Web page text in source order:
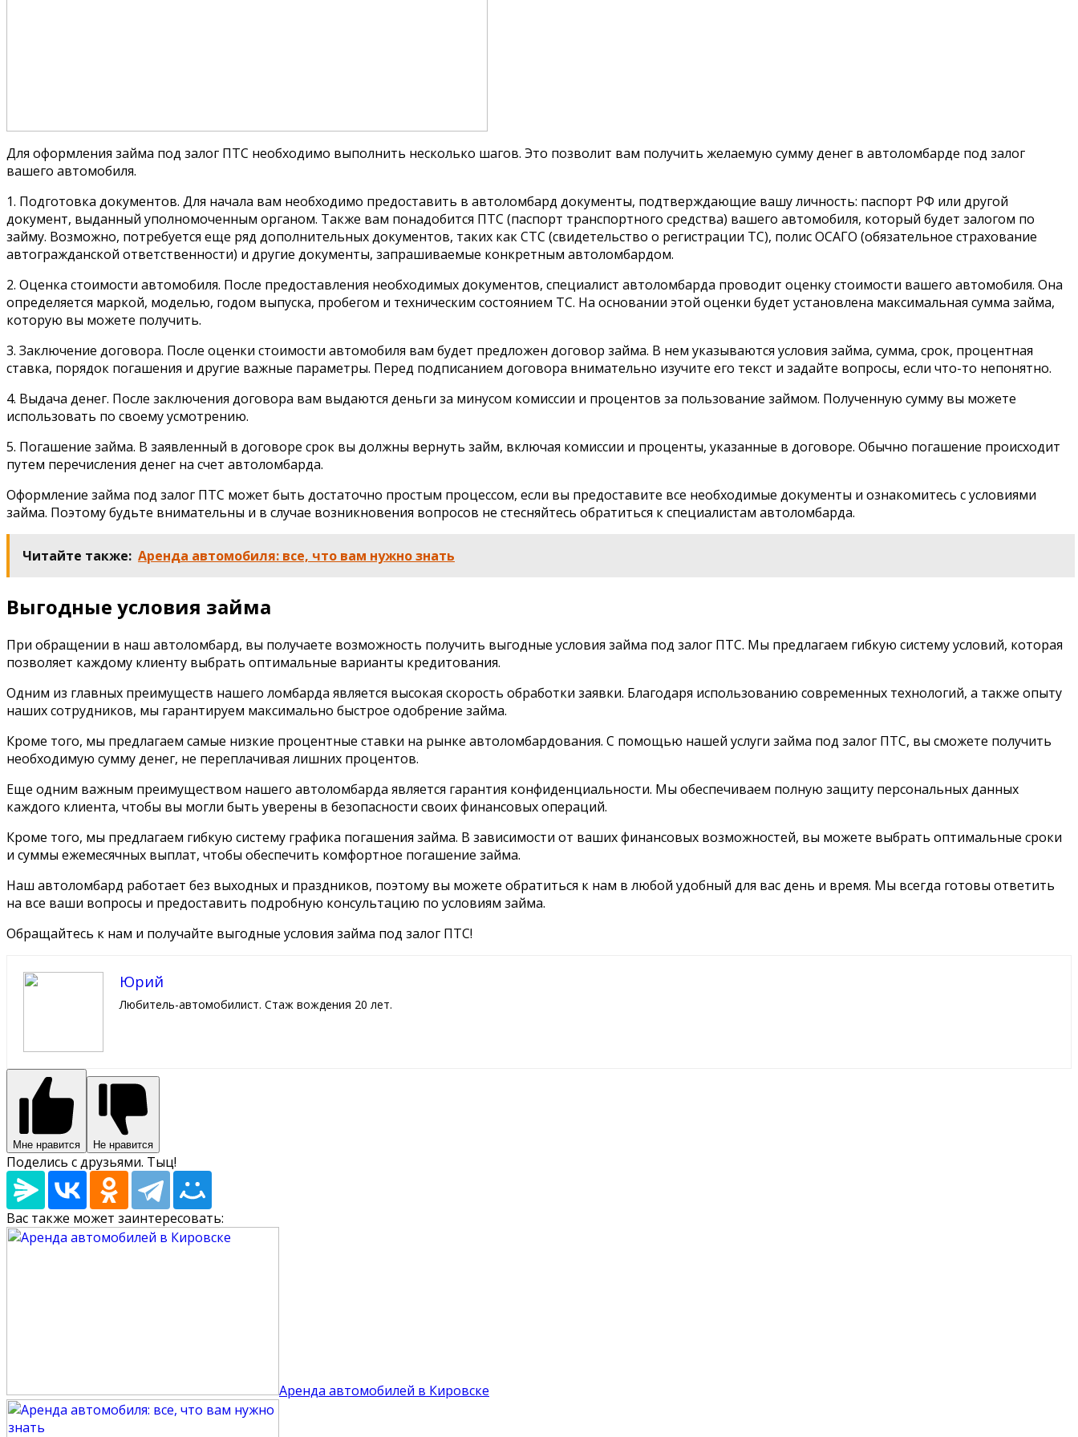
Для оформления займа под залог ПТС необходимо выполнить несколько шагов. Это позволит вам получить желаемую сумму денег в автоломбарде под залог
вашего автомобиля.
1. Подготовка документов. Для начала вам необходимо предоставить в автоломбард документы, подтверждающие вашу личность: паспорт РФ или другой
документ, выданный уполномоченным органом. Также вам понадобится ПТС (паспорт транспортного средства) вашего автомобиля, который будет залогом по
займу. Возможно, потребуется еще ряд дополнительных документов, таких как СТС (свидетельство о регистрации ТС), полис ОСАГО (обязательное страхование
автогражданской ответственности) и другие документы, запрашиваемые конкретным автоломбардом.
2. Оценка стоимости автомобиля. После предоставления необходимых документов, специалист автоломбарда проводит оценку стоимости вашего автомобиля. Она
определяется маркой, моделью, годом выпуска, пробегом и техническим состоянием ТС. На основании этой оценки будет установлена максимальная сумма займа,
которую вы можете получить.
3. Заключение договора. После оценки стоимости автомобиля вам будет предложен договор займа. В нем указываются условия займа, сумма, срок, процентная
ставка, порядок погашения и другие важные параметры. Перед подписанием договора внимательно изучите его текст и задайте вопросы, если что-то непонятно.
4. Выдача денег. После заключения договора вам выдаются деньги за минусом комиссии и процентов за пользование займом. Полученную сумму вы можете
использовать по своему усмотрению.
5. Погашение займа. В заявленный в договоре срок вы должны вернуть займ, включая комиссии и проценты, указанные в договоре. Обычно погашение происходит
путем перечисления денег на счет автоломбарда.
Оформление займа под залог ПТС может быть достаточно простым процессом, если вы предоставите все необходимые документы и ознакомитесь с условиями
займа. Поэтому будьте внимательны и в случае возникновения вопросов не стесняйтесь обратиться к специалистам автоломбарда.
Читайте также: Аренда автомобиля: все, что вам нужно знать
Выгодные условия займа
При обращении в наш автоломбард, вы получаете возможность получить выгодные условия займа под залог ПТС. Мы предлагаем гибкую систему условий, которая
позволяет каждому клиенту выбрать оптимальные варианты кредитования.
Одним из главных преимуществ нашего ломбарда является высокая скорость обработки заявки. Благодаря использованию современных технологий, а также опыту
наших сотрудников, мы гарантируем максимально быстрое одобрение займа.
Кроме того, мы предлагаем самые низкие процентные ставки на рынке автоломбардования. С помощью нашей услуги займа под залог ПТС, вы сможете получить
необходимую сумму денег, не переплачивая лишних процентов.
Еще одним важным преимуществом нашего автоломбарда является гарантия конфиденциальности. Мы обеспечиваем полную защиту персональных данных
каждого клиента, чтобы вы могли быть уверены в безопасности своих финансовых операций.
Кроме того, мы предлагаем гибкую систему графика погашения займа. В зависимости от ваших финансовых возможностей, вы можете выбрать оптимальные сроки
и суммы ежемесячных выплат, чтобы обеспечить комфортное погашение займа.
Наш автоломбард работает без выходных и праздников, поэтому вы можете обратиться к нам в любой удобный для вас день и время. Мы всегда готовы ответить
на все ваши вопросы и предоставить подробную консультацию по условиям займа.
Обращайтесь к нам и получайте выгодные условия займа под залог ПТС!
Юрий
Любитель-автомобилист. Стаж вождения 20 лет.
Мне нравится Не нравится
Поделись с друзьями. Тыц!
Вас также может заинтересовать:
Аренда автомобилей в Кировске